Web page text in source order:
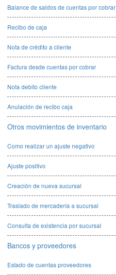
Balance de saldos de cuentas por cobrar
Recibo de caja
Nota de crédito a cliente
Factura desde cuentas por cobrar
Nota debito cliente
Anulación de recibo caja
Otros movimientos de inventario
Como realizar un ajuste negativo
Ajuste positivo
Creación de nueva sucursal
Traslado de mercadería a sucursal
Consulta de existencia por sucursal
Bancos y proveedores
Estado de cuentas proveedores